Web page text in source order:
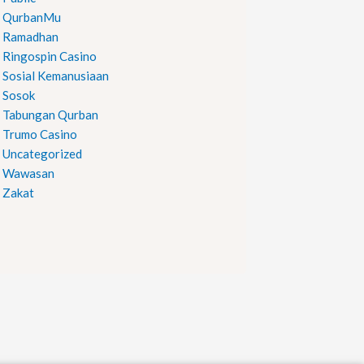
QurbanMu
Ramadhan
Ringospin Casino
Sosial Kemanusiaan
Sosok
Tabungan Qurban
Trumo Casino
Uncategorized
Wawasan
Zakat